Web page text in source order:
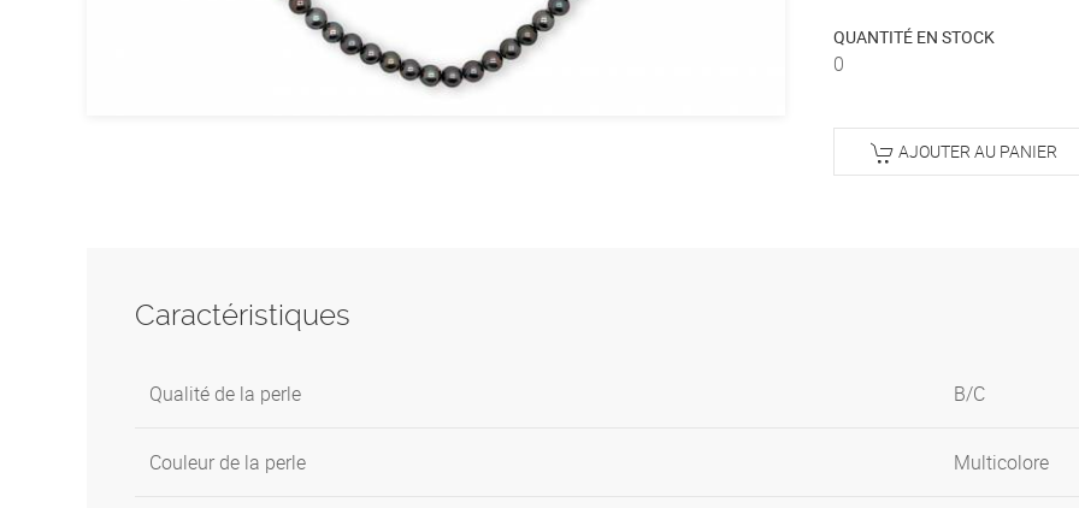
QUANTITÉ EN STOCK
0
AJOUTER AU PANIER
Caractéristiques
Qualité de la perle B/C
Couleur de la perle Multicolore